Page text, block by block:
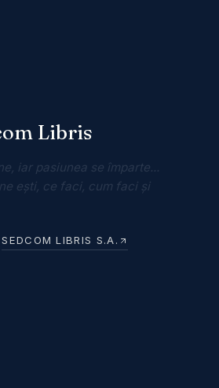
Libris
iar pasiunea se împarte...
ești, ce faci, cum faci și
SEDCOM LIBRIS S.A.